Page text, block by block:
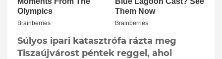
Súlyos ipari katasztrófa rázta meg
Tiszaújvárost péntek reggel, ahol